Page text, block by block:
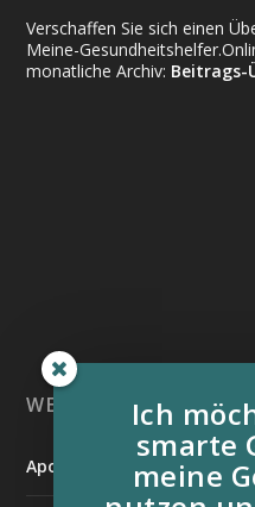
Verschaffen Sie sich einen
Meine-
monatliche Archiv: Beitrags-
WEITERE
Apotheken Umschau
Ich
smarte
meine